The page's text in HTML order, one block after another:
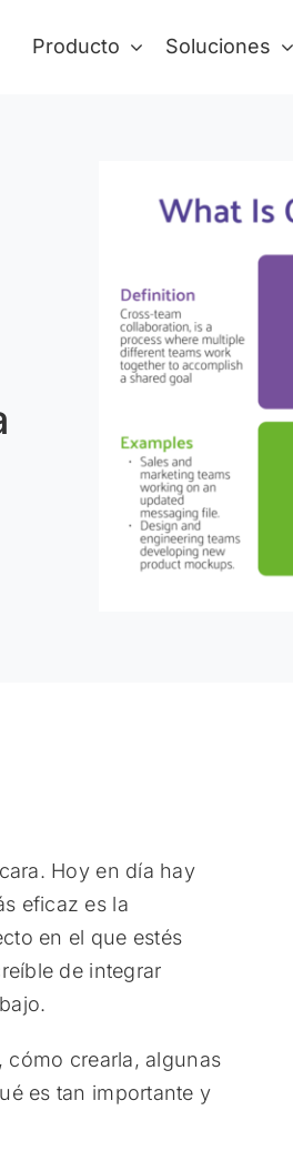
Producto Soluciones
Hoy en día hay
eficaz es la
en el que estés
de integrar
cómo crearla, algunas
es tan importante y